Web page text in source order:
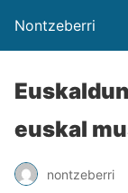
Nontzeberri
euskal
nontzeberri